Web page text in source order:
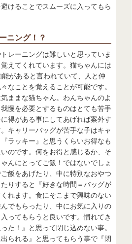
けることでスムーズに入ってもら
ニング！？
レーニングは難しいと思っていま
えてくれています。猫ちゃんには
があると言われていて、人と仲
なことを覚えることが可能です。
ままな猫ちゃん。わんちゃんのよ
慢を必要とするものはとても苦手
得がある事にしてあげれば案外す
キャリーバッグが苦手な子はキャ
ラッキー』と思うくらいお得なも
のです。何をお得と感じるか、そ
んにとってご飯！ではないでしょ
飯をあげたり、中に特別なおやつ
りすると『好きな時間＝バッグが
れます。食にそこまで興味のない
でもらったり、中にお気に入りの
ってもらうと良いです。慣れてき
た！』と思って閉じ込めない事。
出られる』と思ってもらう事で『閉